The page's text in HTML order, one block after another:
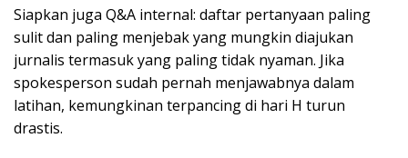
Siapkan juga Q&A internal: daftar pertanyaan paling
sulit dan paling menjebak yang mungkin diajukan
jurnalis termasuk yang paling tidak nyaman. Jika
spokesperson sudah pernah menjawabnya dalam
latihan, kemungkinan terpancing di hari H turun
drastis.